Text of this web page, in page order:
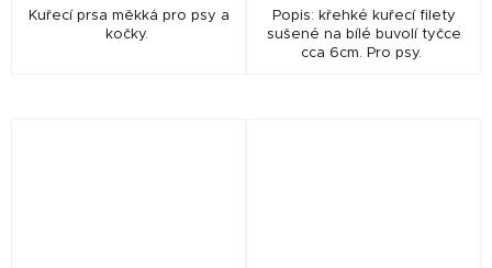
Kuřecí prsa měkká pro psy a
kočky.
Popis: křehké kuřecí filety
sušené na bílé buvolí tyčce
cca 6cm. Pro psy.